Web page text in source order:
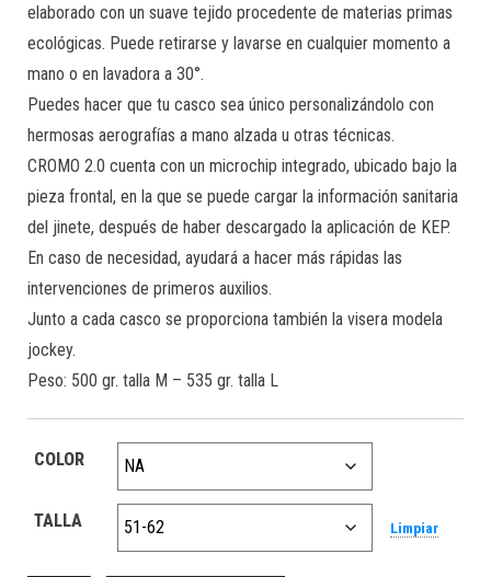
elaborado con un suave tejido procedente de materias primas
ecológicas. Puede retirarse y lavarse en cualquier momento a
mano o en lavadora a 30°.
Puedes hacer que tu casco sea único personalizándolo con
hermosas aerografías a mano alzada u otras técnicas.
CROMO 2.0 cuenta con un microchip integrado, ubicado bajo la
pieza frontal, en la que se puede cargar la información sanitaria
del jinete, después de haber descargado la aplicación de KEP.
En caso de necesidad, ayudará a hacer más rápidas las
intervenciones de primeros auxilios.
Junto a cada casco se proporciona también la visera modela
jockey.
Peso: 500 gr. talla M – 535 gr. talla L
COLOR
TALLA Limpiar